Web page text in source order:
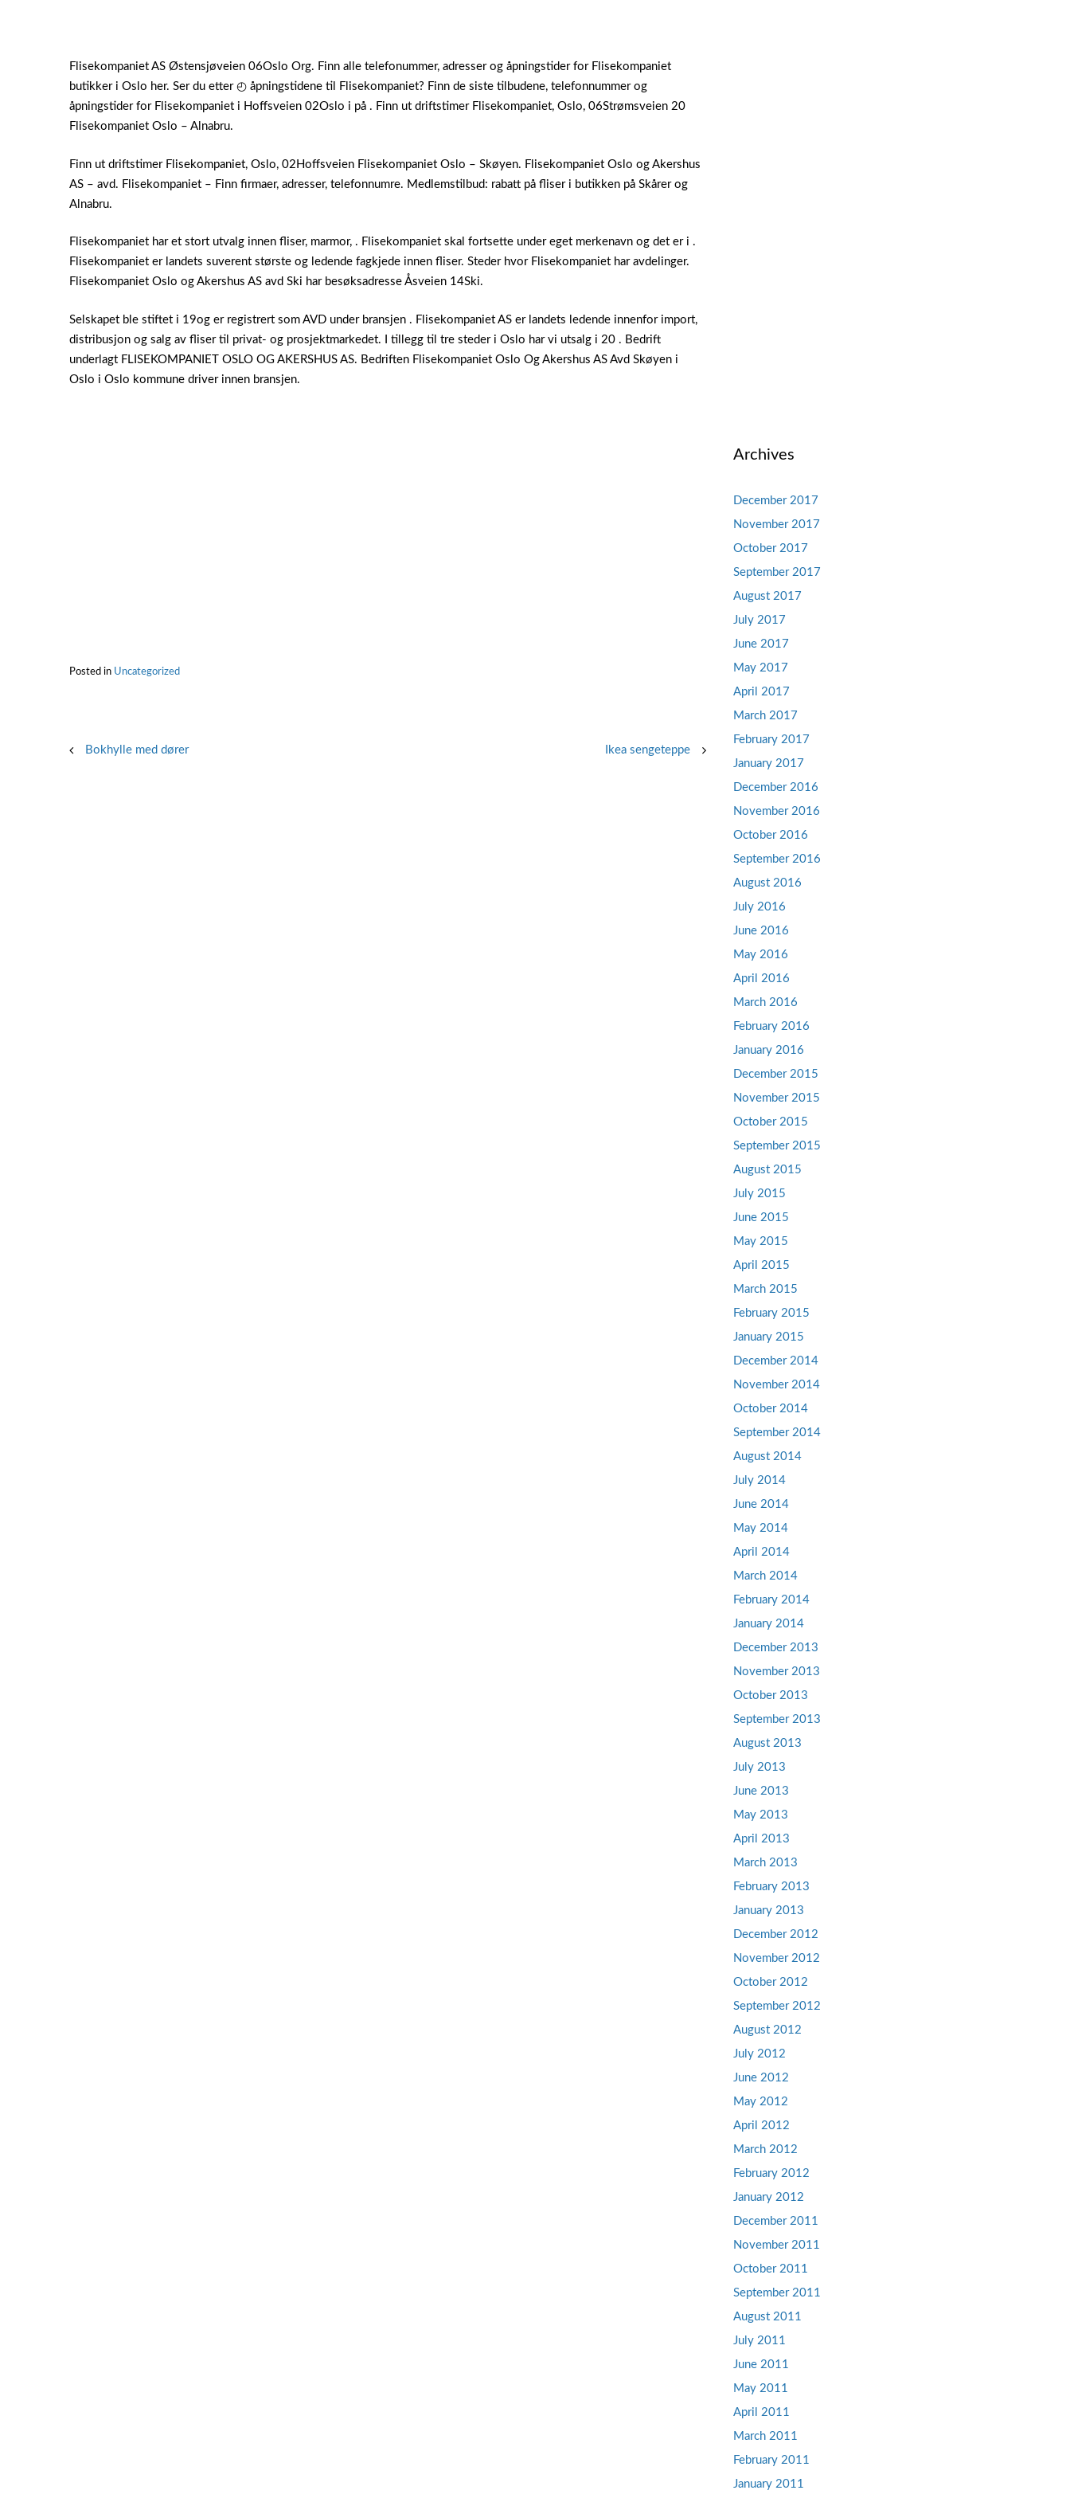
Flisekompaniet AS Østensjøveien 06Oslo Org. Finn alle telefonummer, adresser og åpningstider for Flisekompaniet
butikker i Oslo her. Ser du etter ◴ åpningstidene til Flisekompaniet? Finn de siste tilbudene, telefonnummer og
åpningstider for Flisekompaniet i Hoffsveien 02Oslo i på . Finn ut driftstimer Flisekompaniet, Oslo, 06Strømsveien 20
Flisekompaniet Oslo – Alnabru.
Finn ut driftstimer Flisekompaniet, Oslo, 02Hoffsveien Flisekompaniet Oslo – Skøyen. Flisekompaniet Oslo og Akershus
AS – avd. Flisekompaniet – Finn firmaer, adresser, telefonnumre. Medlemstilbud: rabatt på fliser i butikken på Skårer og
Alnabru.
Flisekompaniet har et stort utvalg innen fliser, marmor, . Flisekompaniet skal fortsette under eget merkenavn og det er i .
Flisekompaniet er landets suverent største og ledende fagkjede innen fliser. Steder hvor Flisekompaniet har avdelinger.
Flisekompaniet Oslo og Akershus AS avd Ski har besøksadresse Åsveien 14Ski.
Selskapet ble stiftet i 19og er registrert som AVD under bransjen . Flisekompaniet AS er landets ledende innenfor import,
distribusjon og salg av fliser til privat- og prosjektmarkedet. I tillegg til tre steder i Oslo har vi utsalg i 20 . Bedrift
underlagt FLISEKOMPANIET OSLO OG AKERSHUS AS. Bedriften Flisekompaniet Oslo Og Akershus AS Avd Skøyen i
Oslo i Oslo kommune driver innen bransjen.
Posted in Uncategorized
PostBokhylle med dører Ikea sengeteppe
Archives
December 2017
November 2017
October 2017
September 2017
August 2017
July 2017
June 2017
May 2017
April 2017
March 2017
February 2017
January 2017
December 2016
November 2016
October 2016
September 2016
August 2016
July 2016
June 2016
May 2016
April 2016
March 2016
February 2016
January 2016
December 2015
November 2015
October 2015
September 2015
August 2015
July 2015
June 2015
May 2015
April 2015
March 2015
February 2015
January 2015
December 2014
November 2014
October 2014
September 2014
August 2014
July 2014
June 2014
May 2014
April 2014
March 2014
February 2014
January 2014
December 2013
November 2013
October 2013
September 2013
August 2013
July 2013
June 2013
May 2013
April 2013
March 2013
February 2013
January 2013
December 2012
November 2012
October 2012
September 2012
August 2012
July 2012
June 2012
May 2012
April 2012
March 2012
February 2012
January 2012
December 2011
November 2011
October 2011
September 2011
August 2011
July 2011
June 2011
May 2011
April 2011
March 2011
February 2011
January 2011